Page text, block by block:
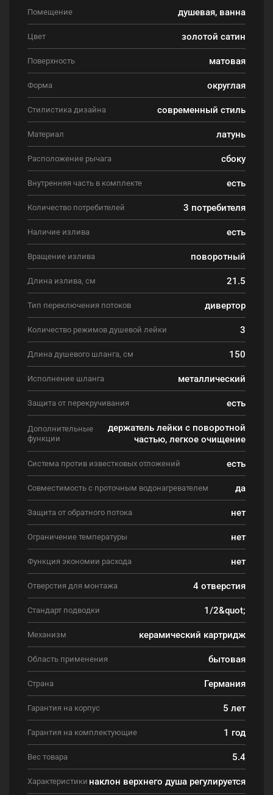
Помещение душевая, ванна
Цвет золотой сатин
Поверхность матовая
Форма округлая
Стилистика дизайна современный стиль
Материал латунь
Расположение рычага сбоку
Внутренняя часть в комплекте есть
Количество потребителей 3 потребителя
Наличие излива есть
Вращение излива поворотный
Длина излива, см 21.5
Тип переключения потоков дивертор
Количество режимов душевой лейки 3
Длина душевого шланга, см 150
Исполнение шланга металлический
Защита от перекручивания есть
Дополнительные
функции
держатель лейки с поворотной
частью, легкое очищение
Система против известковых отложений есть
Совместимость с проточным водонагревателем да
Защита от обратного потока нет
Ограничение температуры нет
Функция экономии расхода нет
Отверстия для монтажа 4 отверстия
Стандарт подводки 1/2&quot;
Механизм керамический картридж
Область применения бытовая
Страна Германия
Гарантия на корпус 5 лет
Гарантия на комплектующие 1 год
Вес товара 5.4
Характеристики наклон верхнего душа регулируется